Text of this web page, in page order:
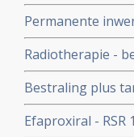
Permanente
geeft hoopvolle
Geen enkele
Radiotherapie -
Bestraling plus
lijkt zinloos. Voor
uitzaaiingen, al
Efaproxiral -